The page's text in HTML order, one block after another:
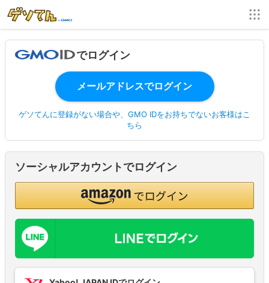
でログイン
ゲソてんに登録がない場合や、GMO IDをお持ちでないお客様はこ
ちら
ソーシャルアカウントでログイン